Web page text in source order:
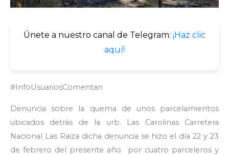
Únete a nuestro canal de Telegram: ¡Haz clic
aquí!
#InfoUsuariosComentan
Denuncia sobre la quema de unos parcelamientos
ubicados detrás de la urb. Las Carolinas Carretera
Nacional Las Raiza dicha denuncia se hizo el día 22 y 23
de febrero del presente año por cuatro parceleros y